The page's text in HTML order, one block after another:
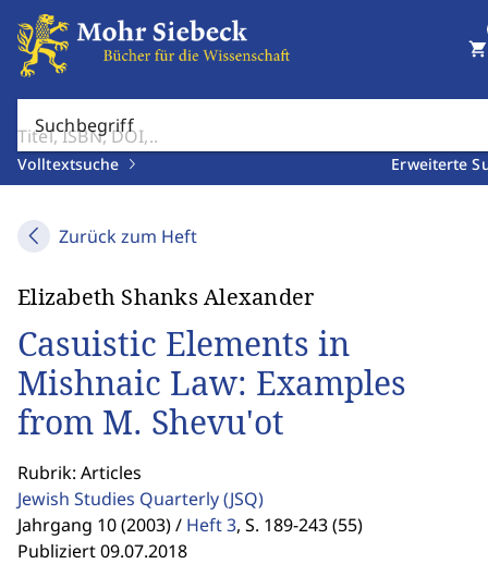
Suchbegriff
Volltextsuche Erweiterte
shopping_cart
Zurück zum Heft
Elizabeth Shanks Alexander
Casuistic Elements in
Mishnaic Law: Examples
from M. Shevu'ot
Rubrik: Articles
Jewish Studies Quarterly(JSQ)
Jahrgang 10 (2003) / Heft 3, S. 189-243 (55)
Publiziert 09.07.2018